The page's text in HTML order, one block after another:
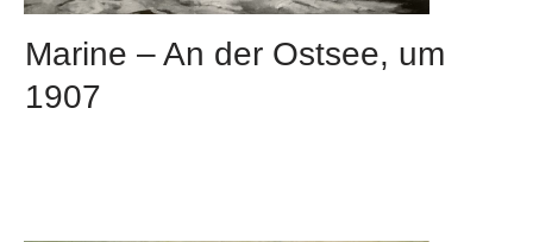
Marine – An der Ostsee, um
1907